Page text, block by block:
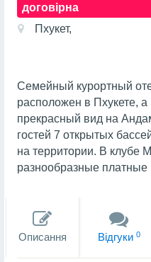
договірна
Пхукет,
Семейный курортный
расположен в Пхукете, а
прекрасный вид на
гостей 7 открытых
на территории. В клубе
разнообразные платные
Описання Вiдгуки 0